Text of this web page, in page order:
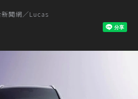
聞網／Lucas